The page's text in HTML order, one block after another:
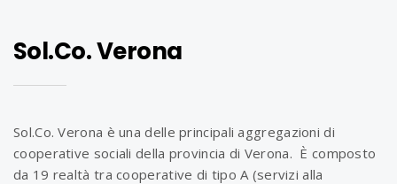
Sol.Co. Verona
Sol.Co. Verona è una delle principali aggregazioni di
cooperative sociali della provincia di Verona. È composto
da 19 realtà tra cooperative di tipo A (servizi alla